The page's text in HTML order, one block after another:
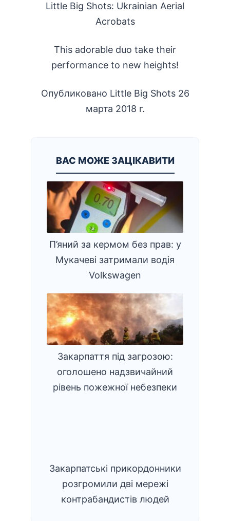
Little Big Shots: Ukrainian Aerial
Acrobats
This adorable duo take their
performance to new heights!
Опубликовано Little Big Shots26
марта 2018 г.
ВАС МОЖЕ ЗАЦІКАВИТИ
П’яний за кермом без прав: у
Мукачеві затримали водія
Volkswagen
Закарпаття під загрозою:
оголошено надзвичайний
рівень пожежної небезпеки
Закарпатські прикордонники
розгромили дві мережі
контрабандистів людей